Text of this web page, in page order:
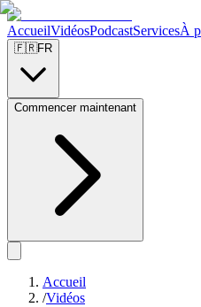
AccueilVidéosPodcastServicesÀ
🇫🇷FR
Commencer maintenant
Accueil
/Vidéos